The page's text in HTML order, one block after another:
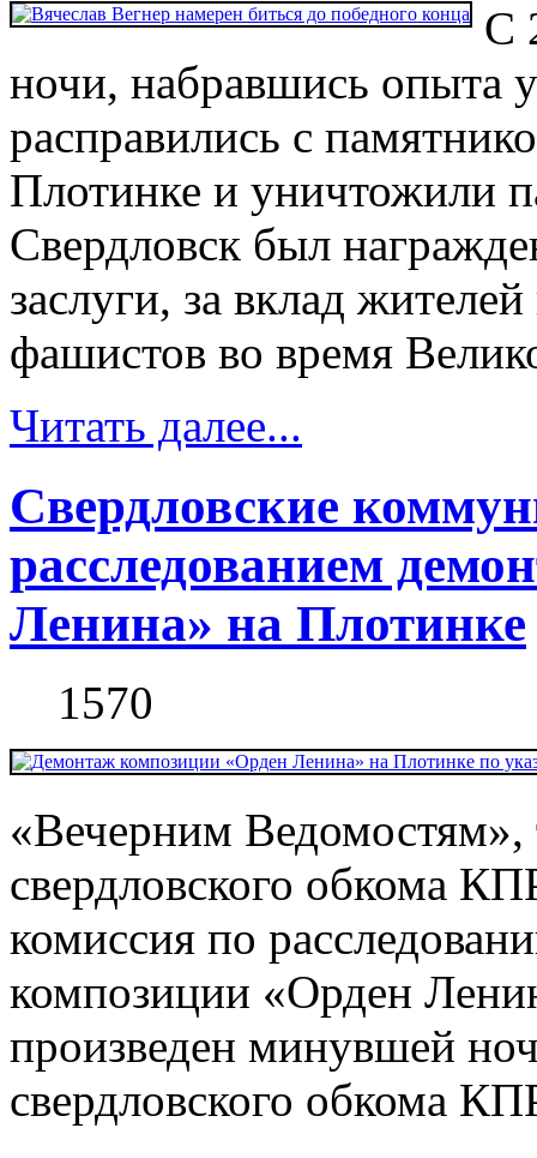
С
ночи, набравшись опыта
расправились с
Плотинке и уничтожили
Свердловск был
заслуги, за вклад
фашистов во время
Читать далее...
Свердловские
расследованием
Ленина» на Плотинке
1570
«Вечерним Ведомостям»,
свердловского обкома
комиссия по
композиции «Орден
произведен минувшей
свердловского обкома